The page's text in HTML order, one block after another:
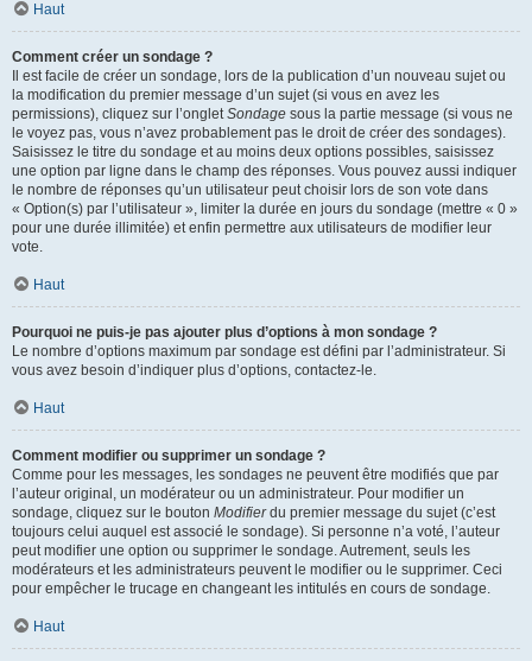
Haut
Comment créer un sondage ?
Il est facile de créer un sondage, lors de la publication d’un nouveau sujet ou
la modification du premier message d’un sujet (si vous en avez les
permissions), cliquez sur l’ongletSondage sous la partie message (si vous ne
le voyez pas, vous n’avez probablement pas le droit de créer des sondages).
Saisissez le titre du sondage et au moins deux options possibles, saisissez
une option par ligne dans le champ des réponses. Vous pouvez aussi indiquer
le nombre de réponses qu’un utilisateur peut choisir lors de son vote dans
« Option(s) par l’utilisateur », limiter la durée en jours du sondage (mettre « 0 »
pour une durée illimitée) et enfin permettre aux utilisateurs de modifier leur
vote.
Haut
Pourquoi ne puis-je pas ajouter plus d’options à mon sondage ?
Le nombre d’options maximum par sondage est défini par l’administrateur. Si
vous avez besoin d’indiquer plus d’options, contactez-le.
Haut
Comment modifier ou supprimer un sondage ?
Comme pour les messages, les sondages ne peuvent être modifiés que par
l’auteur original, un modérateur ou un administrateur. Pour modifier un
sondage, cliquez sur le bouton Modifierdu premier message du sujet (c’est
toujours celui auquel est associé le sondage). Si personne n’a voté, l’auteur
peut modifier une option ou supprimer le sondage. Autrement, seuls les
modérateurs et les administrateurs peuvent le modifier ou le supprimer. Ceci
pour empêcher le trucage en changeant les intitulés en cours de sondage.
Haut